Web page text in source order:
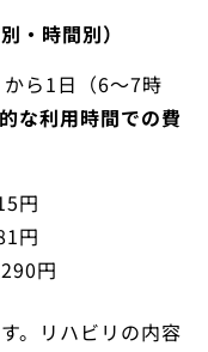
・時間別）
ら1日（6～7時
な利用時間での費
円
円
円
。リハビリの内容